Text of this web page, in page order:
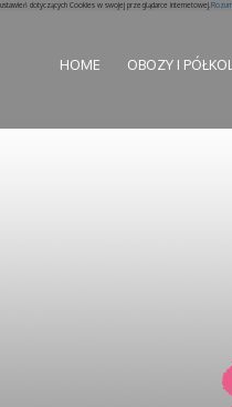
dotyczących Cookies w swojej przeglądarce internetowej.
HOME OBOZY I